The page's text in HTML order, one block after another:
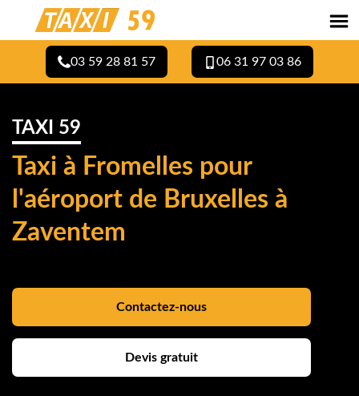
03 59 28 81 57 06 31 97 03 86
TAXI 59
Taxi à Fromelles pour
l'aéroport de Bruxelles à
Zaventem
Contactez-nous
Devis gratuit